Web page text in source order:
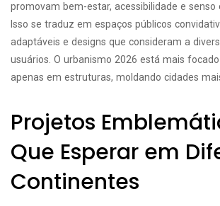
promovam bem-estar, acessibilidade e senso
Isso se traduz em espaços públicos
adaptáveis e designs que consideram a
usuários. O urbanismo 2026 está mais
apenas em estruturas, moldando cidades
Projetos
Que Esperar em
Continentes